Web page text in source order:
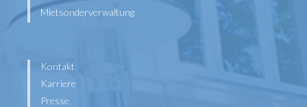
Mietsonderverwaltung
Kontakt
Karriere
Presse